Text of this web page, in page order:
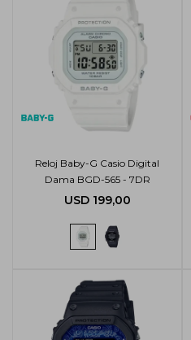
Reloj Baby-G Casio Digital
Dama BGD-565 - 7DR
USD 199,00